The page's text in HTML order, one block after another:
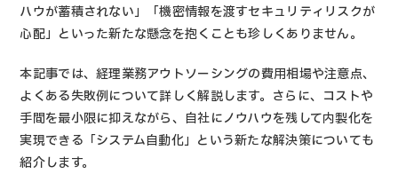
ハウが蓄積されない」「機密情報を渡すセキュリティリスクが
心配」といった新たな懸念を抱くことも珍しくありません。
本記事では、経理業務アウトソーシングの費用相場や注意点、
よくある失敗例について詳しく解説します。さらに、コストや
手間を最小限に抑えながら、自社にノウハウを残して内製化を
実現できる「システム自動化」という新たな解決策についても
紹介します。